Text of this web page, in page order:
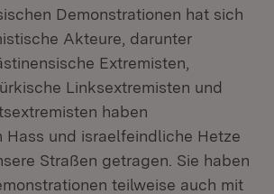
Demonstrationen hat sich
Akteure, darunter
Extremisten,
Linksextremisten und
haben
Hass und israelfeindliche Hetze
Straßen getragen. Sie haben
teilweise auch mit